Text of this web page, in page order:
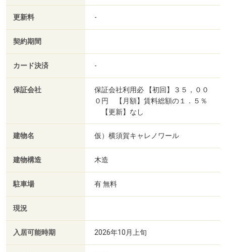
更新料 -
契約期間
カード決済 -
保証会社
保証会社利用必 【初回】３５，００
０円 【月額】賃料総額の１．５％
【更新】なし
建物名 仮）横須賀キャレノワール
建物構造 木造
駐車場 有 無料
現況
入居可能時期 2026年10月上旬